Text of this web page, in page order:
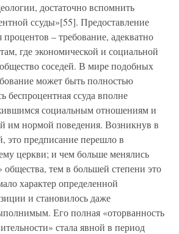
достаточно вспомнить
ссуды»[55]. Предоставление
процентов – требование, адекватно
где экономической и социальной
соседей. В мире подобных
может быть полностью
беспроцентная ссуда вполне
социальным отношениям и
им нормой поведения. Возникнув в
это предписание перешло в
церкви; и чем больше менялись
общества, тем в большей степени это
характер определенной
и становилось даже
Его полная «оторванность
стала явной в период